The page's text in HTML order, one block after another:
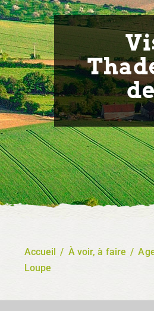
Accueil / À voir, à faire /
Loupe